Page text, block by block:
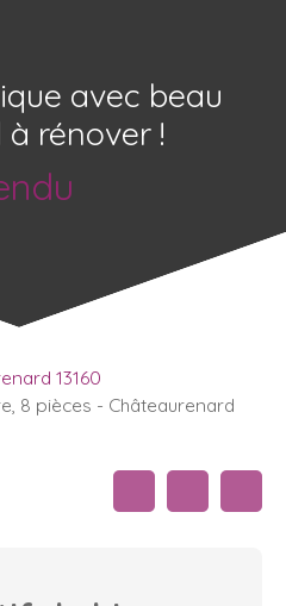
avec beau
rénover !
13160
8 pièces - Châteaurenard